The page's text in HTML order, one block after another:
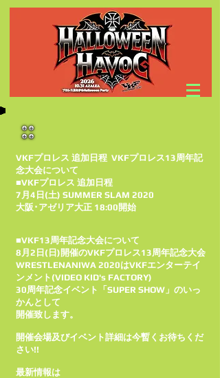
VKFプロレス 追加日程 VKFプロレス13周年記
念大会について
■VKFプロレス 追加日程
7月4日(土) SUMMER SLAM 2020
大阪･アゼリア大正 18:00開始
■VKF13周年記念大会について
8月2日(日)開催のVKFプロレス13周年記念大会
WRESTLENANIWA 2020はVKFエンターテイ
ンメント(VIDEO KID's FACTORY)
30周年記念イベント「SUPER SHOW」のいっ
かんとして
開催致します。
開催会場及びイベント詳細は今暫くお待ちくだ
さい!!
最新情報は